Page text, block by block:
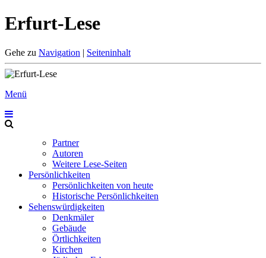
Erfurt-Lese
Gehe zu Navigation | Seiteninhalt
Menü
Partner
Autoren
Weitere Lese-Seiten
Persönlichkeiten
Persönlichkeiten von heute
Historische Persönlichkeiten
Sehenswürdigkeiten
Denkmäler
Gebäude
Örtlichkeiten
Kirchen